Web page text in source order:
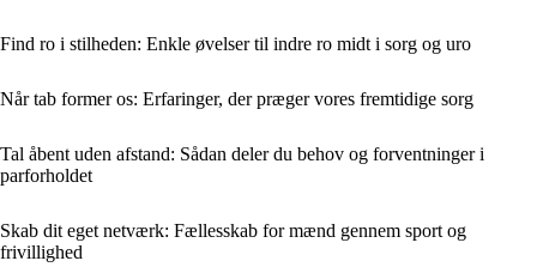
Find ro i stilheden: Enkle øvelser til indre ro midt i sorg og uro
Når tab former os: Erfaringer, der præger vores fremtidige sorg
Tal åbent uden afstand: Sådan deler du behov og forventninger i
parforholdet
Skab dit eget netværk: Fællesskab for mænd gennem sport og
frivillighed